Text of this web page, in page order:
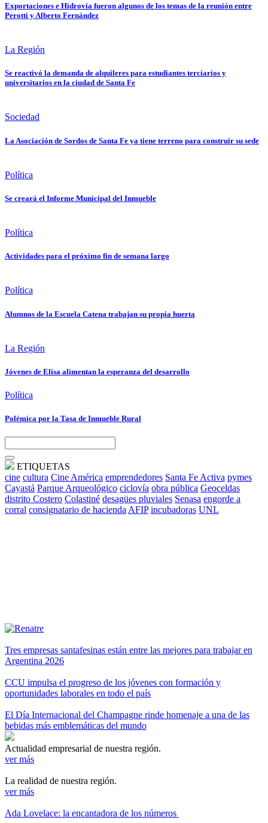
Exportaciones e Hidrovía fueron algunos de los temas de la reunión entre
Perotti y Alberto Fernández
La Región
Se reactivó la demanda de alquileres para estudiantes terciarios y
universitarios en la ciudad de Santa Fe
Sociedad
La Asociación de Sordos de Santa Fe ya tiene terreno para construir su sede
Política
Se creará el Informe Municipal del Inmueble
Política
Actividades para el próximo fin de semana largo
Política
Alumnos de la Escuela Catena trabajan su propia huerta
La Región
Jóvenes de Elisa alimentan la esperanza del desarrollo
Política
Polémica por la Tasa de Inmueble Rural
ETIQUETAS
cine cultura Cine América emprendedores Santa Fe Activa pymes
Cayastá Parque Arqueológico ciclovía obra pública Geoceldas
distrito Costero Colastiné desagües pluviales Senasa engorde a
corral consignatario de haciendaAFIP incubadoras UNL
Tres empresas santafesinas están entre las mejores para trabajar en
Argentina 2026
CCU impulsa el progreso de los jóvenes con formación y
oportunidades laborales en todo el país
El Día Internacional del Champagne rinde homenaje a una de las
bebidas más emblemáticas del mundo
Actualidad empresarial de nuestra región.
ver más
La realidad de nuestra región.
ver más
Ada Lovelace: la encantadora de los números